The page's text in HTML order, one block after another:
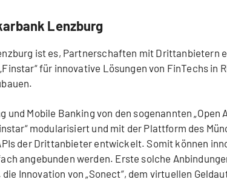
Lenzburg
ist es, Partnerschaften mit Drittanbietern
für innovative Lösungen von FinTechs in
und Mobile Banking von den sogenannten „Open
modularisiert und mit der Plattform des
der Drittanbieter entwickelt. Somit können
angebunden werden. Erste solche
Innovation von „Sonect“, dem virtuellen